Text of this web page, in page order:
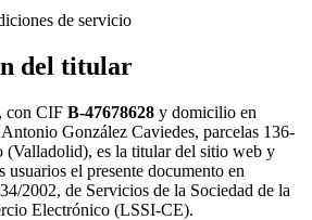
de servicio
del titular
, con CIF B-47678628 y domicilio en
González Caviedes, parcelas 136-
(Valladolid), es la titular del sitio web y
usuarios el presente documento en
2002, de Servicios de la Sociedad de la
Electrónico (LSSI-CE).